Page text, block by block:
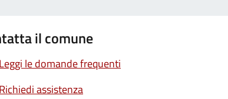
il comune
Leggi le domande frequenti
Richiedi assistenza